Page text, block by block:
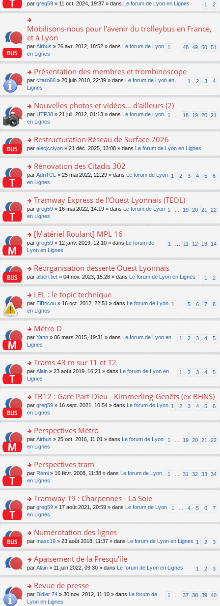
ult
er
le
m
e
s
s
e
n
o
n
lu
pl
s
ré
c
e
1 2
par greg59 » 11 oct. 2024, 19:37 » dans Le forum de Lyon en Lignes
o
n
ult
le
m
e
s
s
g
e
n
o
n
lu
u
s
ré
c
e
Mobilisons-nous pour l'avenir du trolleybus en France,
et à Lyon
1 48 49 50 51
par Airbus » 26 avr. 2012, 18:52 » dans
Le forum de Lyon
en Lignes
o
s
er
le
m
e
s
s
e
n
o
n
lu
pl
ré
c
nt
Présentation des membres et trombinoscope
1 2 3 4
par citaro66 » 20 juin 2010, 22:39 » dans
Le forum de Lyon en
Lignes
o
n
s
er
le
m
e
s
s
e
n
o
n
lu
pl
ré
c
e
Nouvelles photos et vidéos... d'ailleurs (2)
1 18 19 20 21
par UTP38 » 21 juil. 2012, 01:13 » dans
Le forum de Lyon
en Lignes
o
n
ult
er
le
m
e
s
s
e
n
o
n
lu
pl
s
ré
c
e
Restructuration Réseau de Surface 2026
par alecjcclyon » 21 déc. 2025, 13:08 » dans Le forum de Lyon en Lignes
o
n
s
er
le
m
e
s
s
a
n
o
n
lu
pl
ré
c
nt
Rénovation des Citadis 302
1 2 3 4 5 6
par AdriTCL » 25 mai 2022, 22:29 » dans
Le forum de Lyon
en Lignes
o
n
s
er
le
m
e
s
s
e
n
o
n
lu
pl
ré
c
nt
Tramway Express de l'Ouest Lyonnais (TEOL)
1 19 20 21 22
par greg59 » 16 mai 2022, 14:19 » dans
Le forum de Lyon
en Lignes
o
s
er
le
m
e
s
s
e
n
o
n
lu
pl
ré
c
e
nt
[Matériel Roulant] MPL 16
1 11 12 13 14
par greg59 » 12 janv. 2019, 12:10 » dans
Le forum de
Lyon en Lignes
o
n
ult
er
le
m
e
s
s
e
n
o
n
lu
pl
ré
c
e
nt
Réorganisation desserte Ouest Lyonnais
1 2
par albert liet » 04 nov. 2023, 15:28 » dans Le forum de Lyon en Lignes
o
n
s
er
le
m
e
s
s
a
n
o
n
lu
le
u
c
e
nt
LEL : le topic technique
1 5 6 7 8
par ElBricou » 16 oct. 2012, 22:51 » dans
Le forum de Lyon
en Lignes
o
s
er
le
m
e
s
s
a
n
o
n
lu
le
u
c
e
nt
Métro D
1 2 3 4 5
par Yann » 06 mars 2015, 19:31 » dans
Le forum de Lyon en
Lignes
o
s
er
le
m
e
s
s
a
n
o
n
lu
le
u
c
e
nt
Trams 43 m sur T1 et T2
1 2 3 4 5
par Alain » 23 août 2019, 16:21 » dans
Le forum de Lyon en
Lignes
o
n
s
er
le
m
e
s
s
a
n
o
n
lu
le
u
ré
c
e
TB12 : Gare Part-Dieu - Kimmerling-Genêts (ex BHNS)
1 2 3 4 5 6
par greg59 » 16 sept. 2021, 10:54 » dans
Le forum de Lyon
en Lignes
o
n
s
er
le
m
e
s
s
a
n
o
n
lu
pl
s
ré
Perspectives Métro
1 19 20 21 22
par Airbus » 25 oct. 2016, 11:01 » dans
Le forum de Lyon
en Lignes
o
n
s
er
le
m
e
s
s
e
n
o
n
le
Perspectives tram
1 31 32 33 34
par Rémi » 16 févr. 2008, 11:38 » dans
Le forum de Lyon
en Lignes
o
n
s
er
le
m
e
s
g
e
n
Tramway T9 : Charpennes - La Soie
1 4 5 6 7
par greg59 » 17 août 2021, 20:59 » dans
Le forum de Lyon
en Lignes
o
n
ult
er
le
m
e
s
Numérotation des lignes
1 2 3
par maxc19 » 23 août 2018, 11:37 » dans Le forum de Lyon en Lignes
o
n
ult
er
le
Apaisement de la Presqu'île
1 2 3
par Alain » 11 juin 2022, 09:30 » dans Le forum de Lyon en Lignes
o
Revue de presse
1 37 38 39 40
par Didier 74 » 30 nov. 2012, 11:10 » dans
Le forum de
Lyon en Lignes